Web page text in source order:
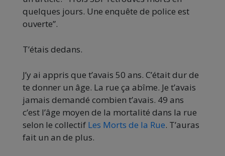
quelques jours. Une enquête de police est
ouverte”.
T’étais dedans.
J’y ai appris que t’avais 50 ans. C’était dur de
te donner un âge. La rue ça abîme. Je t’avais
jamais demandé combien t’avais. 49 ans
c’est l’âge moyen de la mortalité dans la rue
selon le collectif Les Morts de la Rue. T’auras
fait un an de plus.